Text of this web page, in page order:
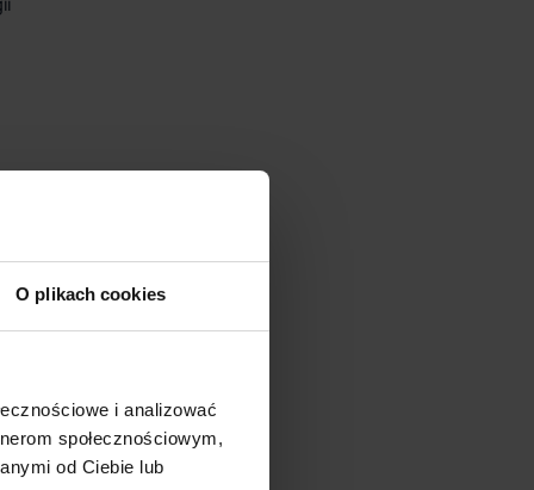
O plikach cookies
i analizować
społecznościowym,
od Ciebie lub